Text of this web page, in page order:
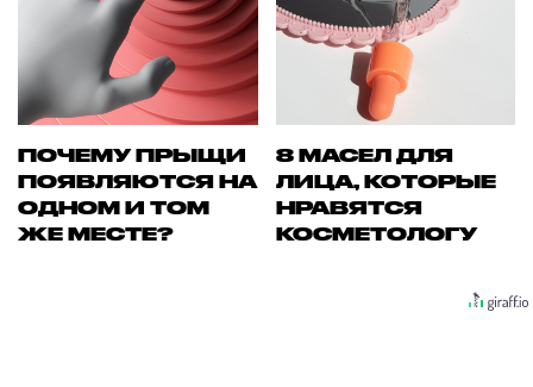
ПОЧЕМУ ПРЫЩИ
ПОЯВЛЯЮТСЯ НА
ОДНОМ И ТОМ
ЖЕ МЕСТЕ?
8 МАСЕЛ ДЛЯ
ЛИЦА, КОТОРЫЕ
НРАВЯТСЯ
КОСМЕТОЛОГУ